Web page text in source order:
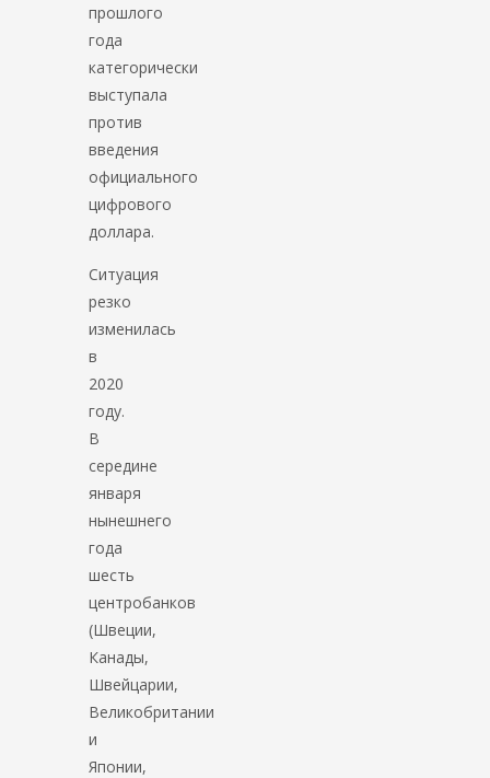
прошлого
года
категорически
выступала
против
введения
официального
цифрового
доллара.
Ситуация
резко
изменилась
в
2020
году.
В
середине
января
нынешнего
года
шесть
центробанков
(Швеции,
Канады,
Швейцарии,
Великобритании
и
Японии,